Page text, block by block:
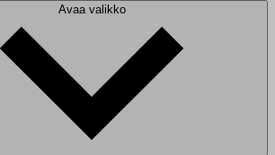
Avaa valikko